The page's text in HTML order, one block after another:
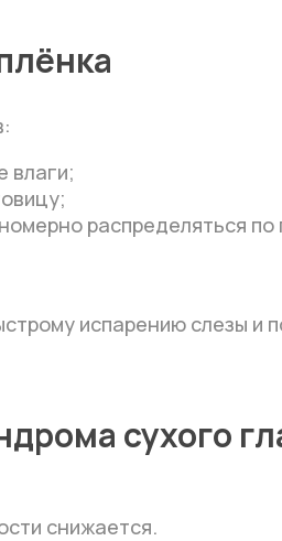
влаги;
распределяться по
испарению слезы и
сухого
снижается.